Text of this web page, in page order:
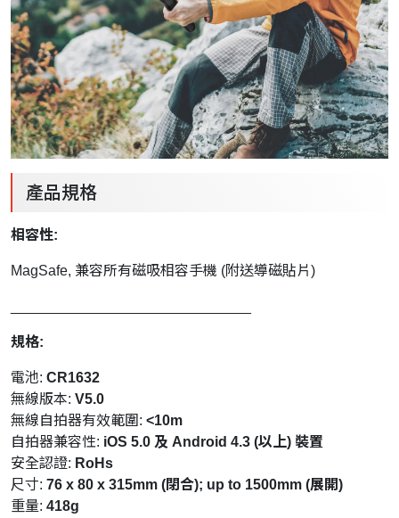
產品規格
相容性:
MagSafe, 兼容所有磁吸相容手機 (附送導磁貼片)
規格:
電池: CR1632
無線版本: V5.0
無線自拍器有效範圍: <10m
自拍器兼容性: iOS 5.0 及 Android 4.3 (以上) 裝置
安全認證: RoHs
尺寸: 76 x 80 x 315mm (閉合); up to 1500mm (展開)
重量: 418g